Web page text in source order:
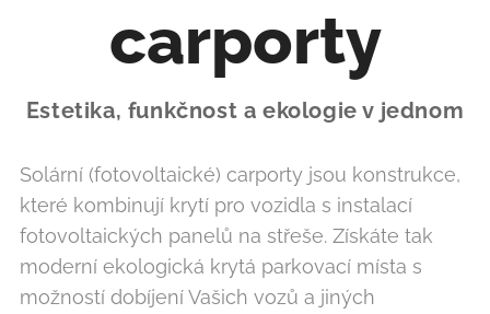
carporty
Estetika, funkčnost a ekologie v jednom
Solární (fotovoltaické) carporty jsou konstrukce,
které kombinují krytí pro vozidla s instalací
fotovoltaických panelů na střeše. Získáte tak
moderní ekologická krytá parkovací místa s
možností dobíjení Vašich vozů a jiných